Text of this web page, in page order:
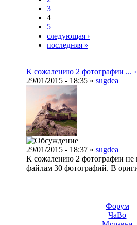
3
4
5
следующая ›
последняя »
К сожалению 2 фотографии ... ›
29/01/2015 - 18:35 » sugdea
29/01/2015 - 18:37 » sugdea
К сожалению 2 фотографии не
файлам 30 фотографий. В
Форум
ЧаВо